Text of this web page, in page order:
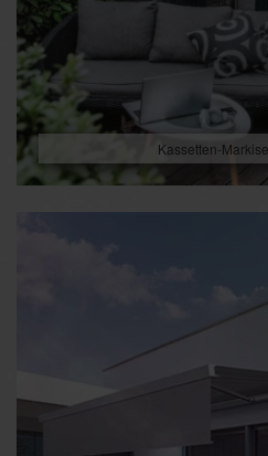
Kassetten-